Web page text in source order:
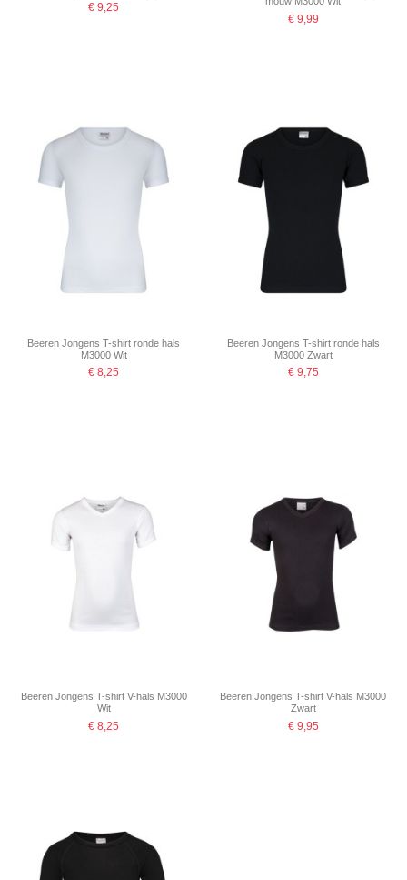
€ 9,25
€ 9,99
Beeren Jongens T-shirt ronde hals
M3000 Wit
€ 8,25
Beeren Jongens T-shirt ronde hals
M3000 Zwart
€ 9,75
Beeren Jongens T-shirt V-hals M3000
Wit
€ 8,25
Beeren Jongens T-shirt V-hals M3000
Zwart
€ 9,95